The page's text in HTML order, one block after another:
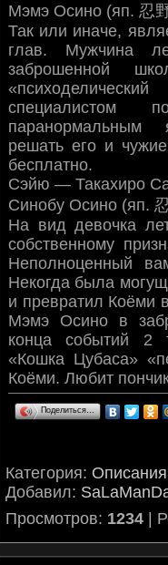
Мэмэ Осино (яп. 忍
Так или иначе,
глав. Мужчина
заброшенной
паранормальным
решать его и
бесплатно.
Сэйю — Такахиро
Синобу Осино (яп.
На вид девочка
собственному
Неполноценный
Некогда была
и превратил Коёми
Мэмэ Осино в
конца событий 2
«Кошка Цубаса»
Коёми. Любит
Поделиться…
Категория:
Добавил:
Просмотров: 1234 |